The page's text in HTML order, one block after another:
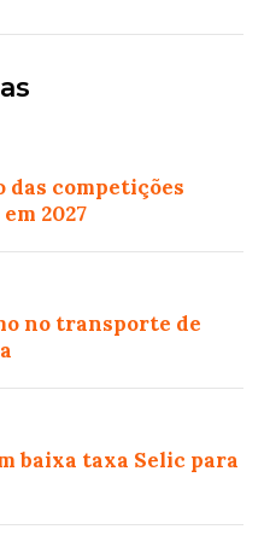
das competições
2027
no transporte de
baixa taxa Selic para